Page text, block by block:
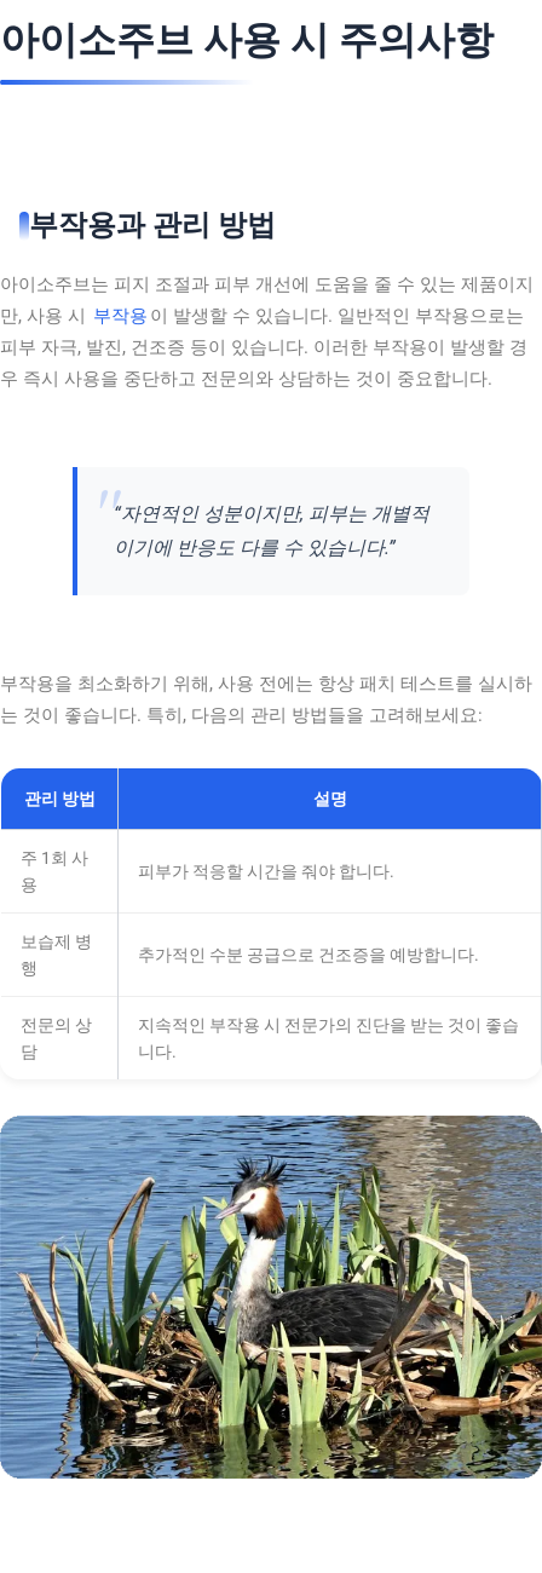
아이소주브 사용 시 주의사항
부작용과 관리 방법
아이소주브는 피지 조절과 피부 개선에 도움을 줄 수 있는 제품이지
만, 사용 시 부작용 이 발생할 수 있습니다. 일반적인 부작용으로는
피부 자극, 발진, 건조증 등이 있습니다. 이러한 부작용이 발생할 경
우 즉시 사용을 중단하고 전문의와 상담하는 것이 중요합니다.
“자연적인 성분이지만, 피부는 개별적
이기에 반응도 다를 수 있습니다.”
부작용을 최소화하기 위해, 사용 전에는 항상 패치 테스트를 실시하
는 것이 좋습니다. 특히, 다음의 관리 방법들을 고려해보세요:
관리 방법 설명
주 1회 사
용
피부가 적응할 시간을 줘야 합니다.
보습제 병
행
추가적인 수분 공급으로 건조증을 예방합니다.
전문의 상
담
지속적인 부작용 시 전문가의 진단을 받는 것이 좋습
니다.